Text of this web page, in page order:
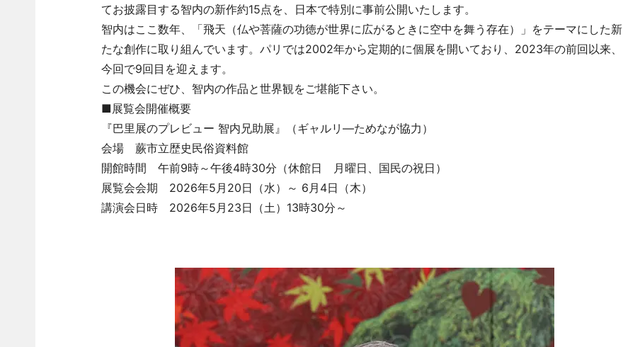
てお披露目する智内の新作約15点を、日本で特別に事前公開いたします。
智内はここ数年、「飛天（仏や菩薩の功徳が世界に広がるときに空中を舞う存在）」をテーマにした新
たな創作に取り組んでいます。パリでは2002年から定期的に個展を開いており、2023年の前回以来、
今回で9回目を迎えます。
この機会にぜひ、智内の作品と世界観をご堪能下さい。
■展覧会開催概要
『巴里展のプレビュー 智内兄助展』（ギャルリ―ためなが協力）
会場 蕨市立歴史民俗資料館
開館時間 午前9時～午後4時30分（休館日 月曜日、国民の祝日）
展覧会会期 2026年5月20日（水）～ 6月4日（木）
講演会日時 2026年5月23日（土）13時30分～